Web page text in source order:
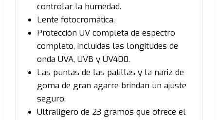
controlar la humedad.
Lente fotocromática.
Protección UV completa de espectro
completo, incluidas las longitudes de
onda UVA, UVB y UV400.
Las puntas de las patillas y la nariz de
goma de gran agarre brindan un ajuste
seguro.
Ultraligero de 23 gramos que ofrece el